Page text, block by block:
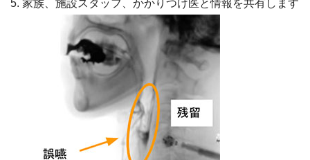
家族、施設スタッフ、かかりつけ医と情報を共有します